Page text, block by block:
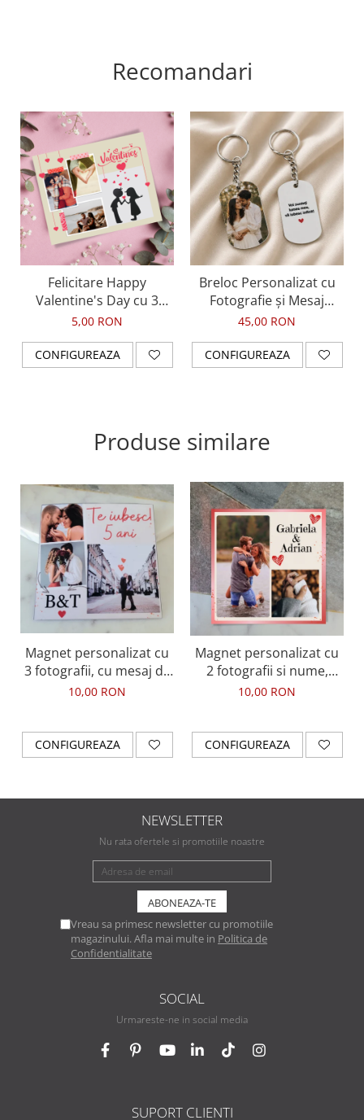
Recomandari
Felicitare Happy
Valentine's Day cu 3
fotografii, pentru ziua
5,00 RON
CONFIGUREAZA
Breloc Personalizat cu
Fotografie și Mesaj
Imprimat – Cadou
sau Persoană Dragă
45,00 RON
CONFIGUREAZA
Produse similare
Magnet personalizat cu
3 fotografii, cu mesaj de
dragoste.
10,00 RON
CONFIGUREAZA
Magnet personalizat cu
2 fotografii si nume,
pentru cuplu
10,00 RON
CONFIGUREAZA
NEWSLETTER
Nu rata ofertele si promotiile noastre
Vreau sa primesc newsletter cu promotiile
magazinului. Afla mai multe in Politica de
Confidentialitate
SOCIAL
Urmareste-ne in social media
SUPORT CLIENTI